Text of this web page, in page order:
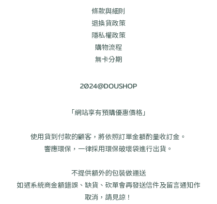
條款與細則
退換貨政策
隱私權政策
購物流程
無卡分期
2024@DOUSHOP
「網站享有預購優惠價格」
使用貨到付款的顧客，將依照訂單金額酌量收訂金。
響應環保，一律採用環保破壞袋進行出貨。
不提供額外的包裝做運送
如遇系統商金額錯誤、缺貨、砍單會再發送信件及留言通知作
取消，請見諒！